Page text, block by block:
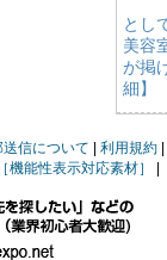
とし
美容
が掲
細】
信について 利用規約
能性表示対応素材］